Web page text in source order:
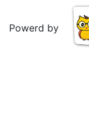
Powerd by